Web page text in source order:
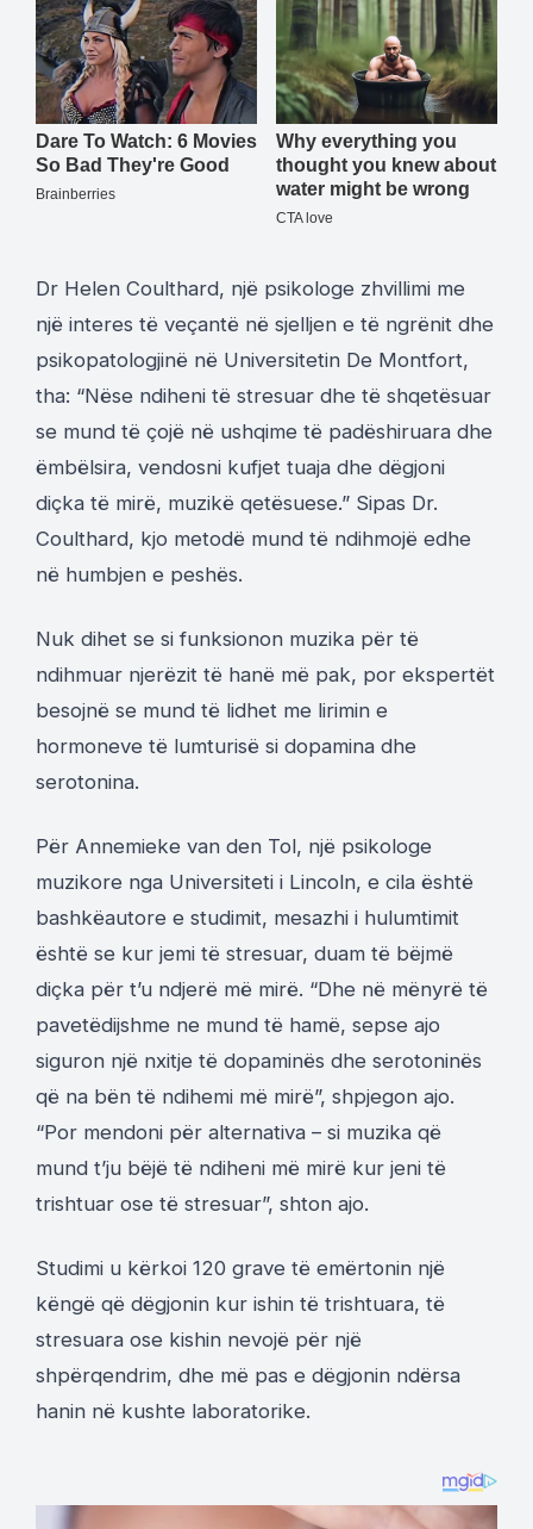
Dr Helen Coulthard, një psikologe zhvillimi me
një interes të veçantë në sjelljen e të ngrënit dhe
psikopatologjinë në Universitetin De Montfort,
tha: “Nëse ndiheni të stresuar dhe të shqetësuar
se mund të çojë në ushqime të padëshiruara dhe
ëmbëlsira, vendosni kufjet tuaja dhe dëgjoni
diçka të mirë, muzikë qetësuese.” Sipas Dr.
Coulthard, kjo metodë mund të ndihmojë edhe
në humbjen e peshës.
Nuk dihet se si funksionon muzika për të
ndihmuar njerëzit të hanë më pak, por ekspertët
besojnë se mund të lidhet me lirimin e
hormoneve të lumturisë si dopamina dhe
serotonina.
Për Annemieke van den Tol, një psikologe
muzikore nga Universiteti i Lincoln, e cila është
bashkëautore e studimit, mesazhi i hulumtimit
është se kur jemi të stresuar, duam të bëjmë
diçka për t’u ndjerë më mirë. “Dhe në mënyrë të
pavetëdijshme ne mund të hamë, sepse ajo
siguron një nxitje të dopaminës dhe serotoninës
që na bën të ndihemi më mirë”, shpjegon ajo.
“Por mendoni për alternativa – si muzika që
mund t’ju bëjë të ndiheni më mirë kur jeni të
trishtuar ose të stresuar”, shton ajo.
Studimi u kërkoi 120 grave të emërtonin një
këngë që dëgjonin kur ishin të trishtuara, të
stresuara ose kishin nevojë për një
shpërqendrim, dhe më pas e dëgjonin ndërsa
hanin në kushte laboratorike.